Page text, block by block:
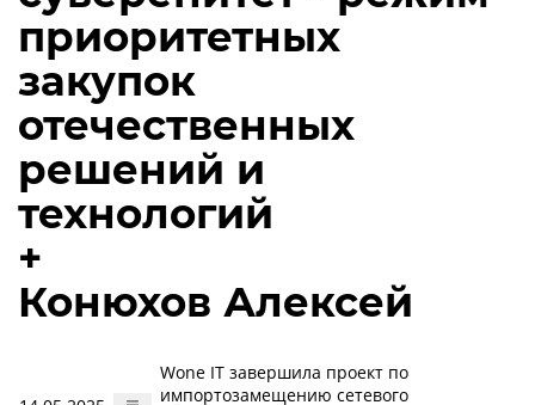
приоритетных
закупок
отечественных
решений и
технологий
+
Конюхов Алексей
Wone IT завершила проект по
импортозамещению сетевого